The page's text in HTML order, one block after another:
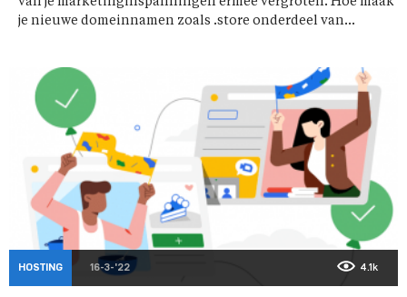
je nieuwe domeinnamen zoals .store onderdeel van...
HOSTING 16-3-'22 4.1k